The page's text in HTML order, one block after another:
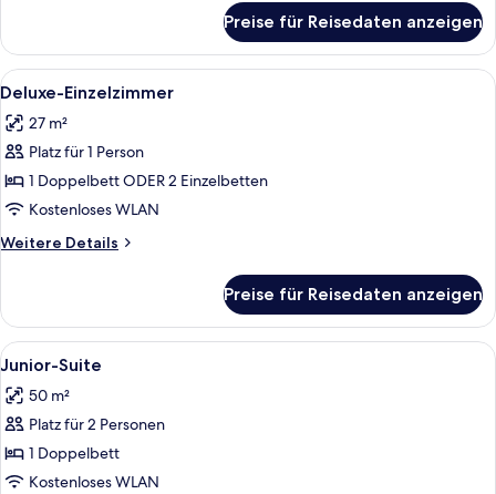
Doppel-
oder
-
Preise für Reisedaten anzeigen
Alle
Fotos
für
Deluxe-
Einzelzimmer
anzeigen
Ein modernes Hotelzimmer mit Bett,
6
Deluxe-Einzelzimmer
27 m²
Platz für 1 Person
1 Doppelbett ODER 2 Einzelbetten
Kostenloses WLAN
Weitere Details
Weitere
Einzelzimmer
Preise für Reisedaten anzeigen
Alle
Fotos
für
Junior-
Suite
anzeigen
Ein modernes Hotelzimmer mit
8
Junior-Suite
50 m²
Platz für 2 Personen
1 Doppelbett
Kostenloses WLAN